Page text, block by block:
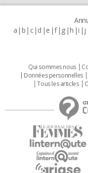
a b c d e f g h i j
Qui sommes nous
Données personnelles
Tous les articles